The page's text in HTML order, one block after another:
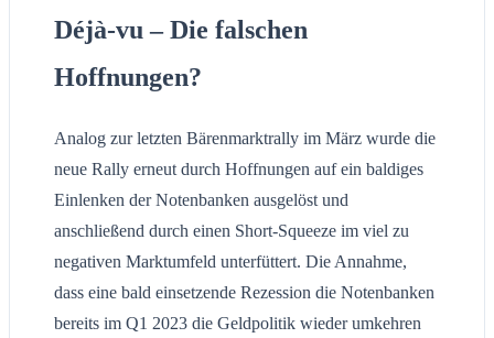
Déjà-vu – Die falschen
Hoffnungen?
Analog zur letzten Bärenmarktrally im März wurde die
neue Rally erneut durch Hoffnungen auf ein baldiges
Einlenken der Notenbanken ausgelöst und
anschließend durch einen Short-Squeeze im viel zu
negativen Marktumfeld unterfüttert. Die Annahme,
dass eine bald einsetzende Rezession die Notenbanken
bereits im Q1 2023 die Geldpolitik wieder umkehren